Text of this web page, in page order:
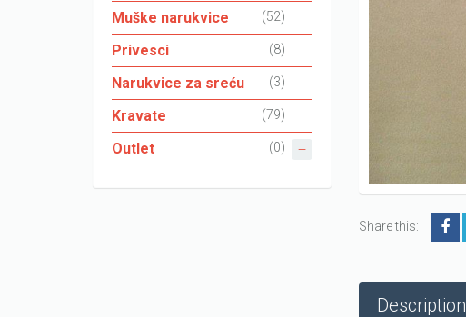
Muške narukvice (52)
Privesci (8)
Narukvice za sreću (3)
Kravate (79)
Outlet (0)
Share this:
Description